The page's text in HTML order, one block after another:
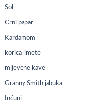
Sol
Crni papar
Kardamom
korica limete
mljevene kave
Granny Smith jabuka
Inćuni